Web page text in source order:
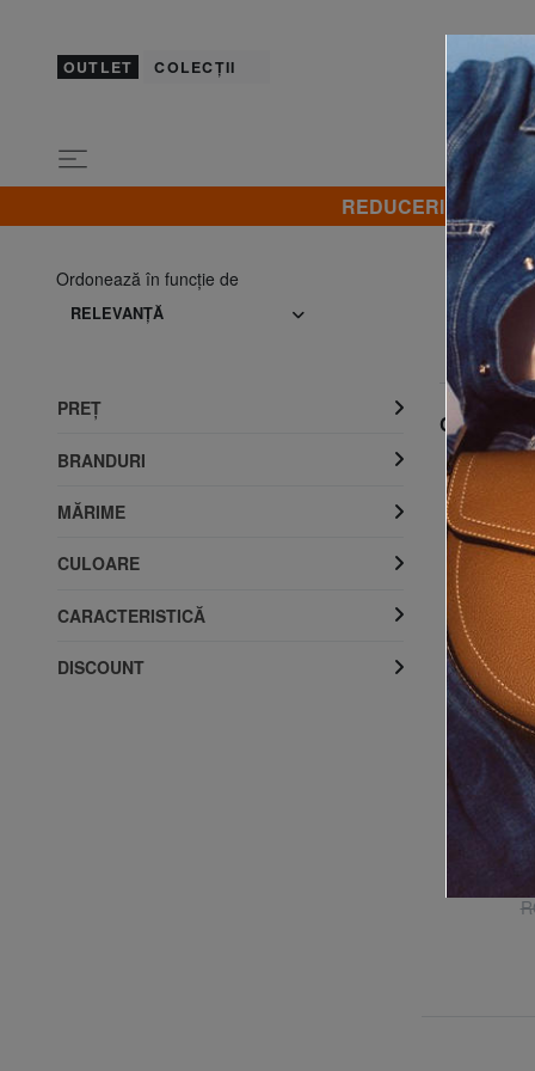
OUTLET COLECȚII
REDUCERI!
Ordonează în funcţie de
RELEVANŢĂ
Cele mai
PREŢ
BRANDURI
MĂRIME
CULOARE
CARACTERISTICĂ
DISCOUNT